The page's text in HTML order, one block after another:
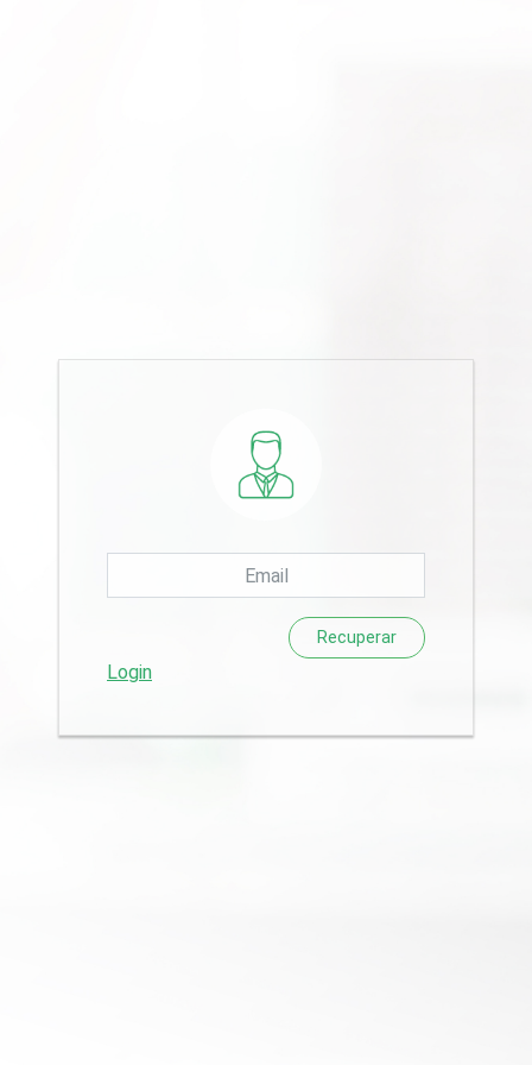
Recuperar
Login